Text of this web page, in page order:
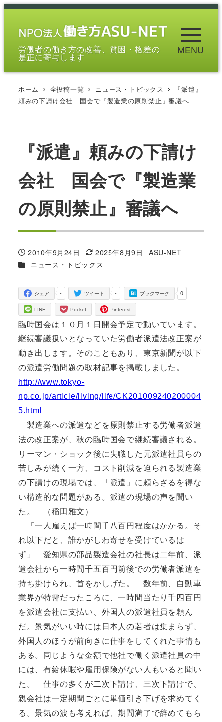
メ
労働者の働き方の改善、貧困・格差の
是正に寄与します
MENU
ホーム 全投稿一覧 ニュース・トピックス
『派遣』
頼みの下請け会社 国会で『製造業の原則禁止』審議へ
『派遣』頼みの下請け
会社 国会で『製造業
の原則禁止』審議へ
投稿日
2010年9月24日
更新日
2025年8月9日
著
ASU-NET
カテゴリー
ニュース・トピックス
-
シェア -
ツイート 0
ブックマーク
LINE Pocket Pinterest
臨時国会は１０月１日開会予定で動いています。
継続審議扱いとなっていた労働者派遣法改正案が
動き出します。そのこともあり、東京新聞が以下
の派遣労働問題の取材記事を掲載しました。
http://www.tokyo-
np.co.jp/article/living/life/CK201009240200004
5.html
製造業への派遣などを原則禁止する労働者派遣
法の改正案が、秋の臨時国会で継続審議される。
リーマン・ショック後に失職した元派遣社員らの
苦しみが続く一方、コスト削減を迫られる製造業
の下請けの現場では、「派遣」に頼らざるを得な
い構造的な問題がある。派遣の現場の声を聞い
た。 （稲田雅文）
「一人雇えば一時間千八百円程度はかかる。そ
れ以下だと、誰かがしわ寄せを受けているは
ず」 愛知県の部品製造会社の社長は二年前、派
遣会社から一時間千五百円前後での労働者派遣を
持ち掛けられ、首をかしげた。 数年前、自動車
業界が特需だったころに、一時間当たり千四百円
を派遣会社に支払い、外国人の派遣社員を頼ん
だ。景気がいい時には日本人の若者は集まらず、
外国人のほうが前向きに仕事をしてくれた事情も
ある。同じような金額で他社で働く派遣社員の中
には、有給休暇や雇用保険がない人もいると聞い
た。 仕事の多くが二次下請け、三次下請けで、
親会社は一定期間ごとに単価引き下げを求めてく
る。景気の波も考えれば、期間満了で辞めてもら